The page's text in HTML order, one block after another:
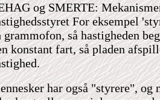
og SMERTE:
For eksempel
grammofon, så hastigheden
konstant fart, så pladen
har også "styrere", og